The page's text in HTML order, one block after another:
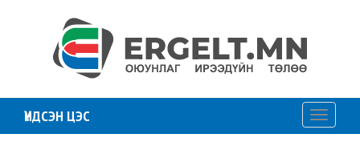
ҮНДСЭН ЦЭС
Toggle